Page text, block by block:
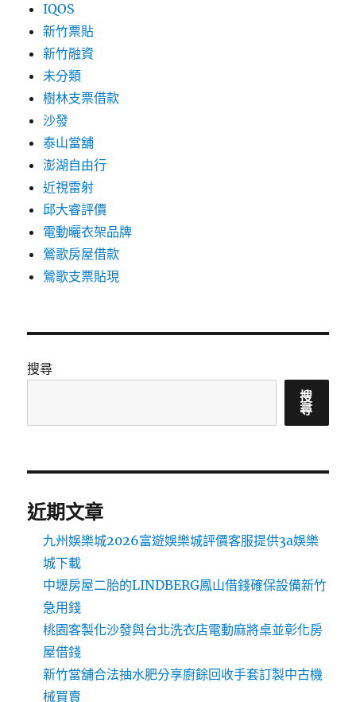
IQOS
新竹票貼
新竹融資
未分類
樹林支票借款
沙發
泰山當舖
澎湖自由行
近視雷射
邱大睿評價
電動曬衣架品牌
鶯歌房屋借款
鶯歌支票貼現
搜尋
搜
尋
近期文章
九州娛樂城2026富遊娛樂城評價客服提供3a娛樂
城下載
中壢房屋二胎的LINDBERG鳳山借錢確保設備新竹
急用錢
桃園客製化沙發與台北洗衣店電動麻將桌並彰化房
屋借錢
新竹當舖合法抽水肥分享廚餘回收手套訂製中古機
械買賣